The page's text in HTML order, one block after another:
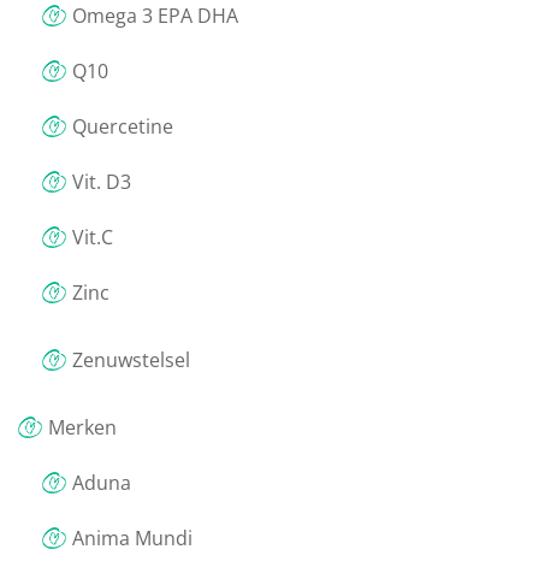
Omega 3 EPA DHA
Q10
Quercetine
Vit. D3
Vit.C
Zinc
Zenuwstelsel
Merken
Aduna
Anima Mundi